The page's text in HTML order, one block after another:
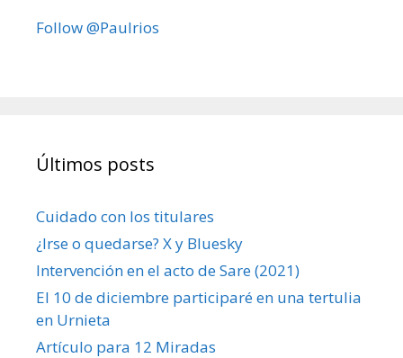
Follow @Paulrios
Últimos posts
Cuidado con los titulares
¿Irse o quedarse? X y Bluesky
Intervención en el acto de Sare (2021)
El 10 de diciembre participaré en una tertulia
en Urnieta
Artículo para 12 Miradas